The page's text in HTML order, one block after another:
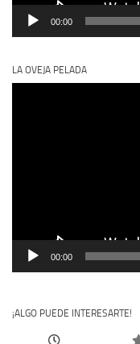
00:00
LA OVEJA PELADA
00:00
¡ALGO PUEDE INTERESARTE!